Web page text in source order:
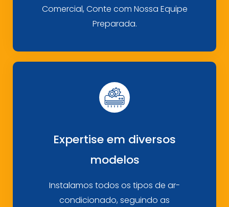
Comercial, Conte com Nossa Equipe
Preparada.
Expertise em diversos
modelos
Instalamos todos os tipos de ar-
condicionado, seguindo as